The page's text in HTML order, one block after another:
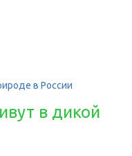
в России
в дикой